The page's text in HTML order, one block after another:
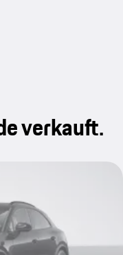
verkauft.